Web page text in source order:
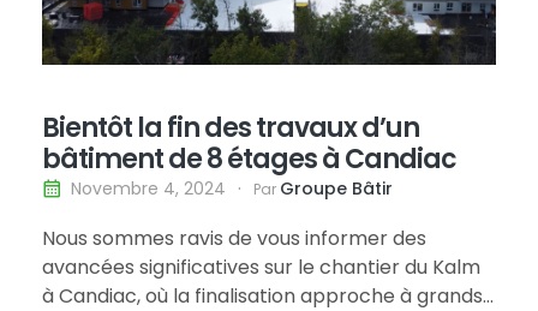
Bientôt la fin des travaux d’un
bâtiment de 8 étages à Candiac
Novembre 4, 2024 Par Groupe Bâtir
Nous sommes ravis de vous informer des
avancées significatives sur le chantier du Kalm
à Candiac, où la finalisation approche à grands